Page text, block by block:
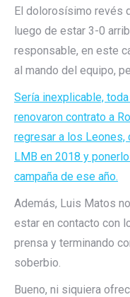
El dolorosísimo revés
luego de estar 3-0
responsable, en este
al mando del equipo,
Sería inexplicable,
renovaron contrato a
regresar a los
LMB en 2018 y
campaña de ese año.
Además, Luis Matos
estar en contacto con
prensa y terminando
soberbio.
Bueno, ni siquiera